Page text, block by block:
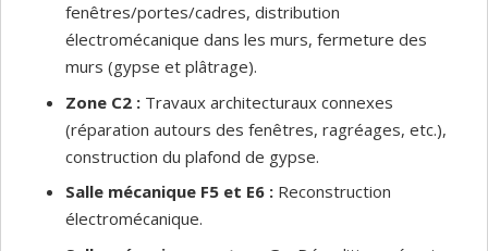
fenêtres/portes/cadres, distribution
électromécanique dans les murs, fermeture des
murs (gypse et plâtrage).
Zone C2 : Travaux architecturaux connexes
(réparation autours des fenêtres, ragréages, etc.),
construction du plafond de gypse.
Salle mécanique F5 et E6 : Reconstruction
électromécanique.